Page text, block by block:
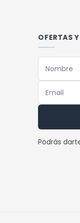
opciones
página
OFERTAS
Podrás